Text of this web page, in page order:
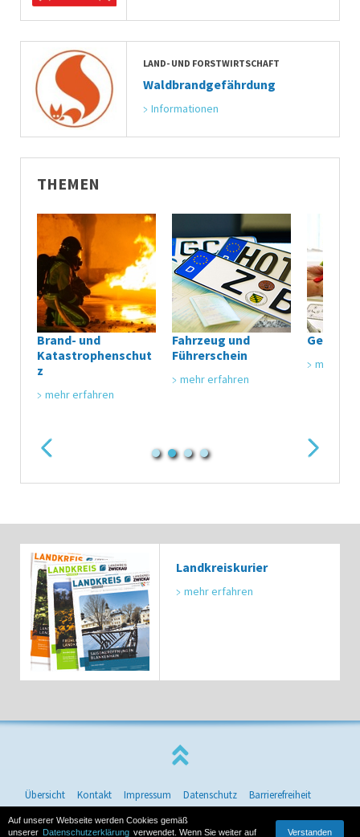
LAND- UND FORSTWIRTSCHAFT
Waldbrandgefährdung
Informationen
THEMEN
Brand- und
Katastrophenschut
z
mehr erfahren
Fahrzeug und
Führerschein
mehr erfahren
mehr
Landkreiskurier
mehr erfahren
Übersicht Kontakt Impressum Datenschutz Barrierefreiheit
© 2026 Landkreis Zwickau
Auf unserer Webseite werden Cookies gemäß
unserer Datenschutzerklärung verwendet. Wenn Sie weiter auf Verstanden